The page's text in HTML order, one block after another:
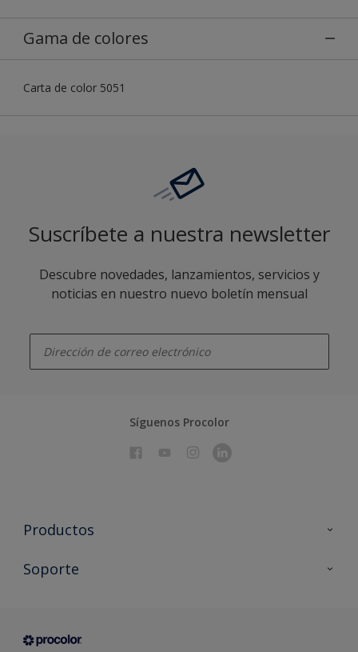
Gama de colores
Carta de color 5051
Suscríbete a nuestra newsletter
Descubre novedades, lanzamientos, servicios y
noticias en nuestro nuevo boletín mensual
Síguenos Procolor
Productos
Todos los productos
Condiciones generales de venta
Soporte